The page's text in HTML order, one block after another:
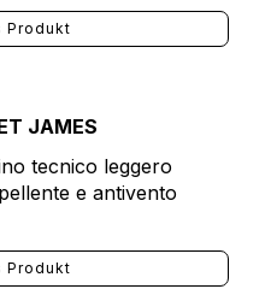
Produkt
JAMES
tecnico leggero
e antivento
Produkt